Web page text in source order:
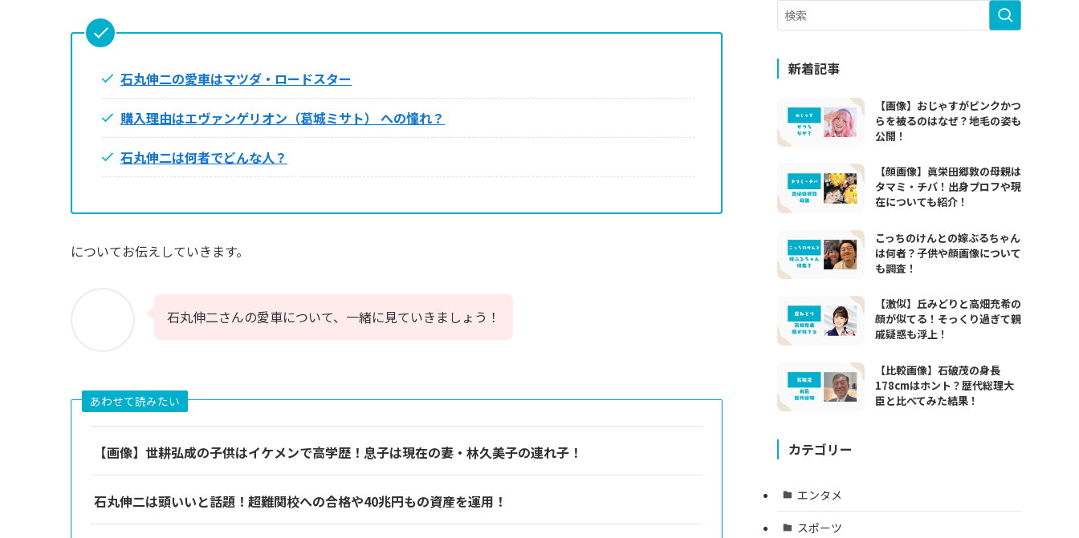
石丸伸二の愛車はマツダ・ロードスター
購入理由はエヴァンゲリオン（葛城ミサト） への憧れ？
石丸伸二は何者でどんな人？
についてお伝えしていきます。
石丸伸二さんの愛車について、一緒に見ていきましょう！
あわせて読みたい
【画像】世耕弘成の子供はイケメンで高学歴！息子は現在の妻・林久美子の連れ子！
石丸伸二は頭いいと話題！超難関校への合格や40兆円もの資産を運用！
新着記事
【画像】おじゃすがピンクかつ
らを被るのはなぜ？地毛の姿も
公開！
【顔画像】眞栄田郷敦の母親は
タマミ・チバ！出身プロフや現
在についても紹介！
こっちのけんとの嫁ぶるちゃん
は何者？子供や顔画像について
も調査！
【激似】丘みどりと高畑充希の
顔が似てる！そっくり過ぎて親
戚疑惑も浮上！
【比較画像】石破茂の身長
178cmはホント？歴代総理大
臣と比べてみた結果！
カテゴリー
エンタメ
スポーツ